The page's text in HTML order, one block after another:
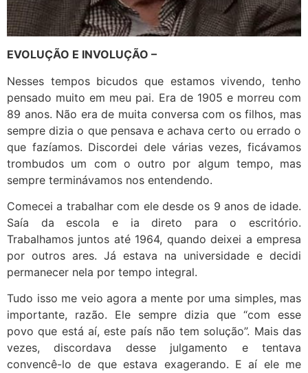
EVOLUÇÃO E INVOLUÇÃO –
Nesses tempos bicudos que estamos vivendo, tenho
pensado muito em meu pai. Era de 1905 e morreu com
89 anos. Não era de muita conversa com os filhos, mas
sempre dizia o que pensava e achava certo ou errado o
que fazíamos. Discordei dele várias vezes, ficávamos
trombudos um com o outro por algum tempo, mas
sempre terminávamos nos entendendo.
Comecei a trabalhar com ele desde os 9 anos de idade.
Saía da escola e ia direto para o escritório.
Trabalhamos juntos até 1964, quando deixei a empresa
por outros ares. Já estava na universidade e decidi
permanecer nela por tempo integral.
Tudo isso me veio agora a mente por uma simples, mas
importante, razão. Ele sempre dizia que “com esse
povo que está aí, este país não tem solução”. Mais das
vezes, discordava desse julgamento e tentava
convencê-lo de que estava exagerando. E aí ele me